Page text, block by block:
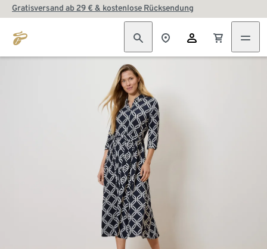
Gratisversand ab 29 € & kostenlose Rücksendung